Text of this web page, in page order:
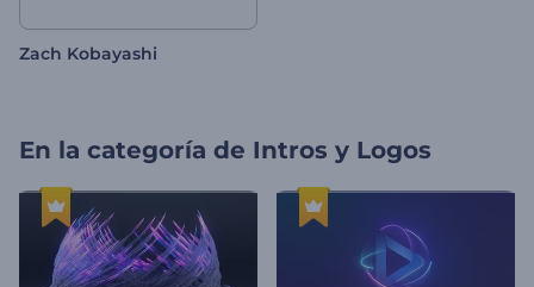
Zach Kobayashi
En la categoría de Intros y Logos